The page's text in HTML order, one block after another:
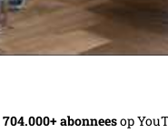
704.000+ abonneesop